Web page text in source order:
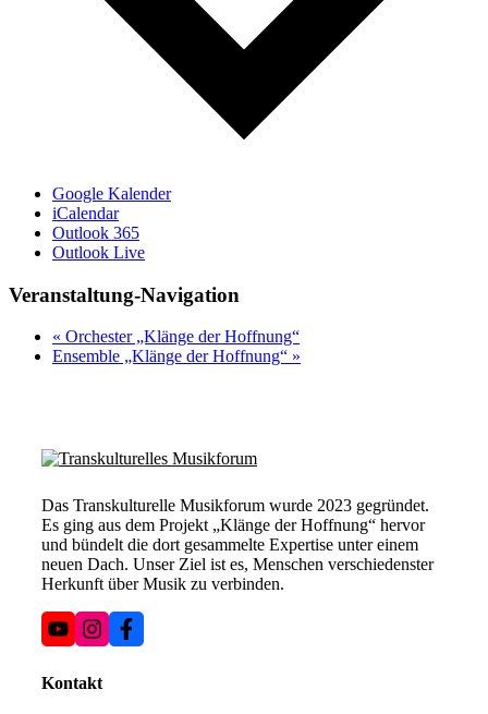
Google Kalender
iCalendar
Outlook 365
Outlook Live
Veranstaltung-Navigation
« Orchester „Klänge der Hoffnung“
Ensemble „Klänge der Hoffnung“ »
Das Transkulturelle Musikforum wurde 2023 gegründet.
Es ging aus dem Projekt „Klänge der Hoffnung“ hervor
und bündelt die dort gesammelte Expertise unter einem
neuen Dach. Unser Ziel ist es, Menschen verschiedenster
Herkunft über Musik zu verbinden.
Kontakt